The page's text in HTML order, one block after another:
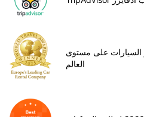
السيارات على مستوى
العالم